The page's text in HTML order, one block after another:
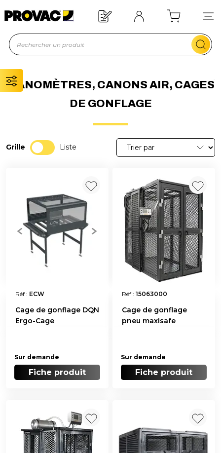
Offre de bienvenue : 20€ offerts !
En savoir plus
MANOMÈTRES, CANONS AIR, CAGES
DE GONFLAGE
Grille Liste
Réf : ECW
Cage de gonflage DQN
Ergo-Cage
Sur demande
Fiche produit
Réf : 15063000
Cage de gonflage
pneu maxisafe
Sur demande
Fiche produit